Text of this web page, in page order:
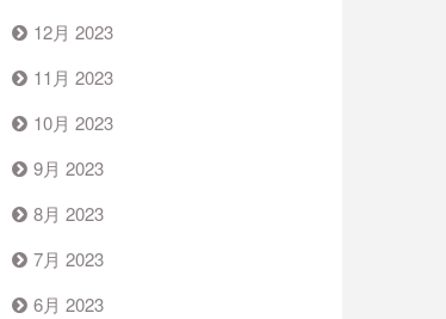
12月 2023
11月 2023
10月 2023
9月 2023
8月 2023
7月 2023
6月 2023